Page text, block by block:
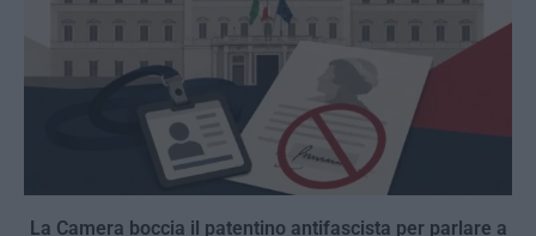
La Camera boccia il patentino antifascista per parlare a